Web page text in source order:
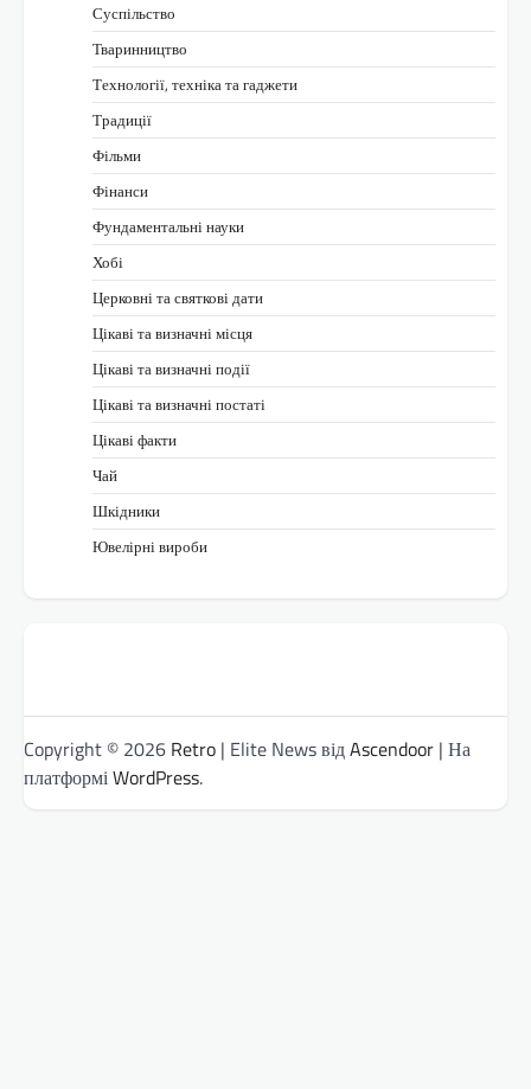
Суспільство
Тваринництво
Технології, техніка та гаджети
Традиції
Фільми
Фінанси
Фундаментальні науки
Хобі
Церковні та святкові дати
Цікаві та визначні місця
Цікаві та визначні події
Цікаві та визначні постаті
Цікаві факти
Чай
Шкідники
Ювелірні вироби
Copyright © 2026 Retro | Elite News відAscendoor | На
платформіWordPress.